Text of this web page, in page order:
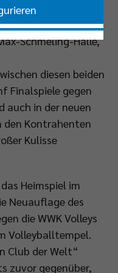
Heimspiel drei
der VfB
Schmeling-Halle,
diesen beiden
Finalspiele gegen
auch in der neuen
den Kontrahenten
Kulisse
Heimspiel im
Neuauflage des
die WWK Volleys
Volleyballtempel.
Club der Welt“
zuvor gegenüber,
akzeptieren